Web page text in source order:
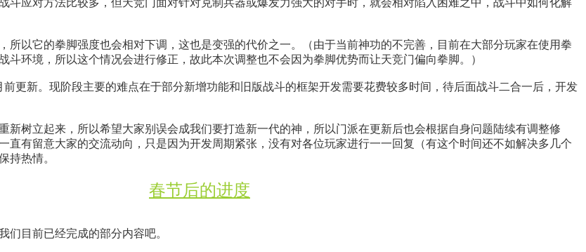
斗应对方法比较多，但天竞门面对针对克制兵器或爆发力强大的对手时，就会相对陷入困难之中，战斗中如何化解
所以它的拳脚强度也会相对下调，这也是变强的代价之一。（由于当前神功的不完善，目前在大部分玩家在使用拳
斗环境，所以这个情况会进行修正，故此本次调整也不会因为拳脚优势而让天竞门偏向拳脚。）
更新。现阶段主要的难点在于部分新增功能和旧版战斗的框架开发需要花费较多时间，待后面战斗二合一后，开发
新树立起来，所以希望大家别误会成我们要打造新一代的神，所以门派在更新后也会根据自身问题陆续有调整修
直有留意大家的交流动向，只是因为开发周期紧张，没有对各位玩家进行一一回复（有这个时间还不如解决多几个
持热情。
春节后的进度
们目前已经完成的部分内容吧。